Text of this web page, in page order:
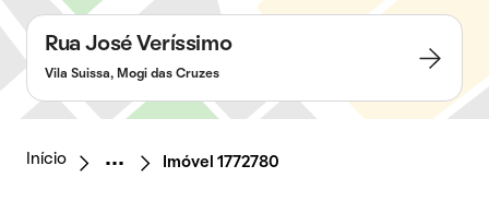
Rua José Veríssimo
Vila Suissa, Mogi das Cruzes
Início Imóvel 1772780